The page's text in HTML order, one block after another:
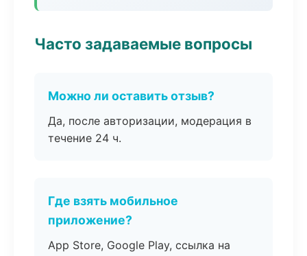
Часто задаваемые вопросы
Можно ли оставить отзыв?
Да, после авторизации, модерация в
течение 24 ч.
Где взять мобильное
приложение?
App Store, Google Play, ссылка на